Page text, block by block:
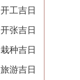
开工吉日
开张吉日
栽种吉日
旅游吉日